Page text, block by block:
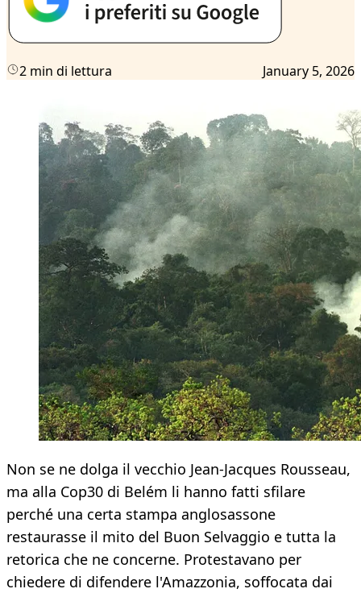
2 min di lettura January 5, 2026
Non se ne dolga il vecchio Jean-Jacques Rousseau,
ma alla Cop30 di Belém li hanno fatti sfilare
perché una certa stampa anglosassone
restaurasse il mito del Buon Selvaggio e tutta la
retorica che ne concerne. Protestavano per
chiedere di difendere l'Amazzonia, soffocata dai